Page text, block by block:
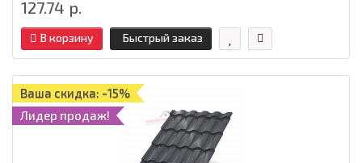
127.74 р.
В корзину Быстрый заказ
Ваша скидка: -15%
Лидер продаж!